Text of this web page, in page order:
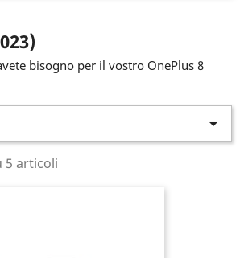
bisogno per il vostro OnePlus 8

5 articoli